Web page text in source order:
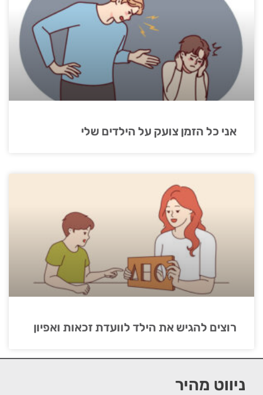
אני כל הזמן צועק על הילדים שלי
רוצים להגיש את הילד לוועדת זכאות ואפיון
ניווט מהיר